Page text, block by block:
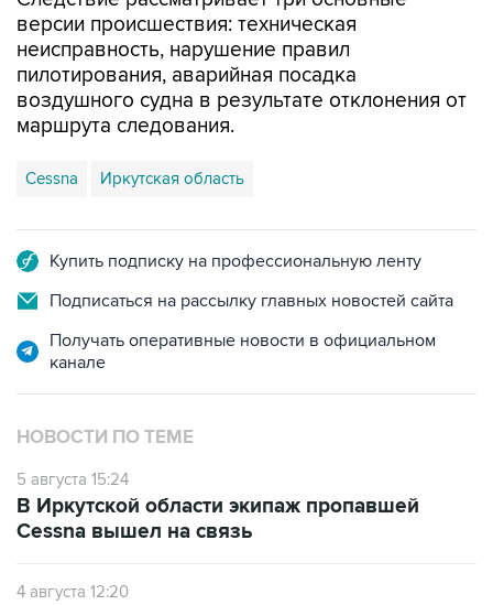
версии происшествия: техническая
неисправность, нарушение правил
пилотирования, аварийная посадка
воздушного судна в результате отклонения от
маршрута следования.
Cessna Иркутская область
Купить подписку на профессиональную ленту
Подписаться на рассылку главных новостей сайта
Получать оперативные новости в официальном
канале
НОВОСТИ ПО ТЕМЕ
5 августа 15:24
В Иркутской области экипаж пропавшей
Cessna вышел на связь
4 августа 12:20